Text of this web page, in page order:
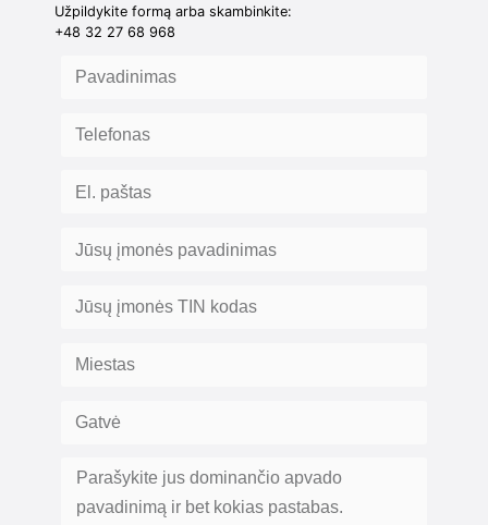
Užpildykite formą arba skambinkite:
+48 32 27 68 968